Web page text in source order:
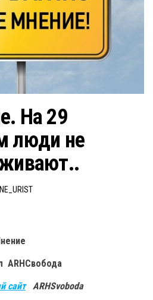
На 29
люди не
NE_URIST
ARHСвобода
сайтARHSvoboda